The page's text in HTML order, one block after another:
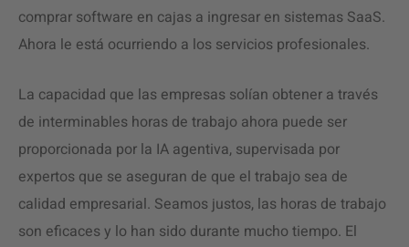
comprar software en cajas a ingresar en sistemas SaaS.
Ahora le está ocurriendo a los servicios profesionales.
La capacidad que las empresas solían obtener a través
de interminables horas de trabajo ahora puede ser
proporcionada por la IA agentiva, supervisada por
expertos que se aseguran de que el trabajo sea de
calidad empresarial. Seamos justos, las horas de trabajo
son eficaces y lo han sido durante mucho tiempo. El